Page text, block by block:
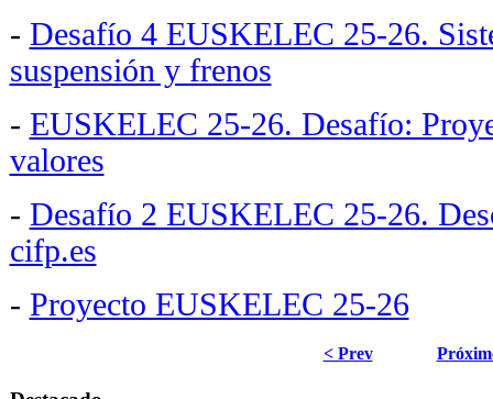
- Desafío 4 EUSKELEC 25-26.
suspensión y frenos
- EUSKELEC 25-26. Desafío:
valores
- Desafío 2 EUSKELEC 25-26.
cifp.es
- Proyecto EUSKELEC 25-26
< Prev